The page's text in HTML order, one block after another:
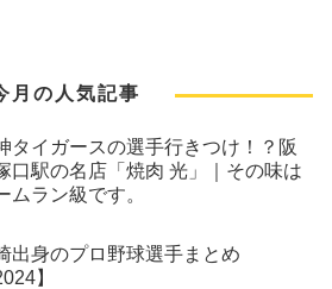
月の人気記事
タイガースの選手行きつけ！？阪
口駅の名店「焼肉 光」｜その味は
ムラン級です。
出身のプロ野球選手まとめ
】